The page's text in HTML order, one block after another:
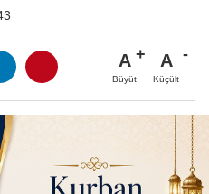
A
Büyüt
A
Küçült